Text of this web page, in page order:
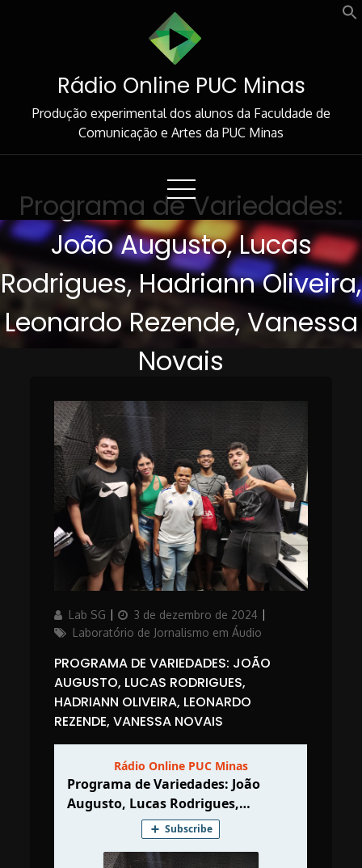
Rádio Online PUC Minas
Produção experimental dos alunos da Faculdade de
Comunicação e Artes da PUC Minas
Programa de Variedades:
João Augusto, Lucas
Rodrigues, Hadriann Oliveira,
Leonardo Rezende, Vanessa
Novais
AuthorLab SG
Updated
on
3 de dezembro de 2024
Laboratório de Jornalismo em Áudio
PROGRAMA DE VARIEDADES: JOÃO
AUGUSTO, LUCAS RODRIGUES,
HADRIANN OLIVEIRA, LEONARDO
REZENDE, VANESSA NOVAIS